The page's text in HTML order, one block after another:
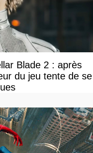
Blade 2 : après
du jeu tente de se